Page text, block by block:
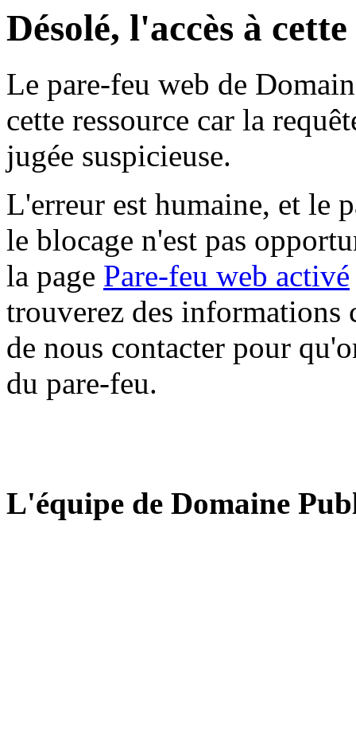
Désolé, l'accès à
Le pare-feu web de
cette ressource car la
jugée suspicieuse.
L'erreur est humaine, et le
le blocage n'est pas
la page Pare-feu web activé
trouverez des informations
de nous contacter pour
du pare-feu.
L'équipe de Domaine